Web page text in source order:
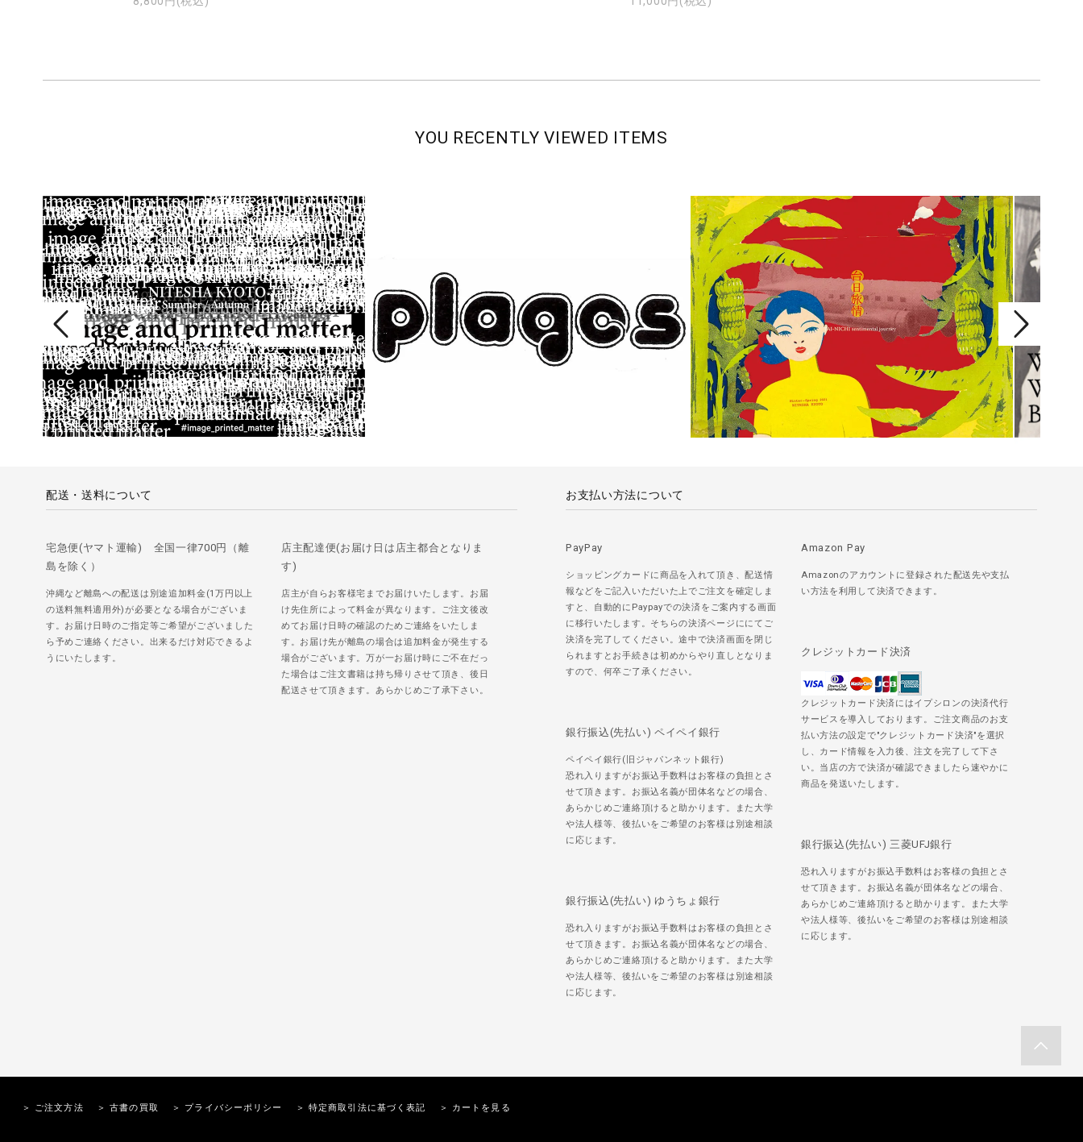
YOU RECENTLY VIEWED ITEMS
配送・送料について
宅急便(ヤマト運輸) 全国一律700円（離
島を除く）
沖縄など離島への配送は別途追加料金(1万円以上
の送料無料適用外)が必要となる場合がございま
す。お届け日時のご指定等ご希望がございました
ら予めご連絡ください。出来るだけ対応できるよ
うにいたします。
店主配達便(お届け日は店主都合となりま
す)
店主が自らお客様宅までお届けいたします。お届
け先住所によって料金が異なります。ご注文後改
めてお届け日時の確認のためご連絡をいたしま
す。お届け先が離島の場合は追加料金が発生する
場合がございます。万が一お届け時にご不在だっ
た場合はご注文書籍は持ち帰りさせて頂き、後日
配送させて頂きます。あらかじめご了承下さい。
お支払い方法について
PayPay
ショッピングカードに商品を入れて頂き、配送情
報などをご記入いただいた上でご注文を確定しま
すと、自動的にPaypayでの決済をご案内する画面
に移行いたします。そちらの決済ページににてご
決済を完了してください。途中で決済画面を閉じ
られますとお手続きは初めからやり直しとなりま
すので、何卒ご了承ください。
Amazon Pay
Amazonのアカウントに登録された配送先や支払
い方法を利用して決済できます。
クレジットカード決済
クレジットカード決済にはイプシロンの決済代行
サービスを導入しております。ご注文商品のお支
払い方法の設定で"クレジットカード決済"を選択
し、カード情報を入力後、注文を完了して下さ
い。当店の方で決済が確認できましたら速やかに
商品を発送いたします。
銀行振込(先払い) ペイペイ銀行
ペイペイ銀行(旧ジャパンネット銀行)
恐れ入りますがお振込手数料はお客様の負担とさ
せて頂きます。お振込名義が団体名などの場合、
あらかじめご連絡頂けると助かります。また大学
や法人様等、後払いをご希望のお客様は別途相談
に応じます。
銀行振込(先払い) 三菱UFJ銀行
恐れ入りますがお振込手数料はお客様の負担とさ
せて頂きます。お振込名義が団体名などの場合、
あらかじめご連絡頂けると助かります。また大学
や法人様等、後払いをご希望のお客様は別途相談
に応じます。
銀行振込(先払い) ゆうちょ銀行
恐れ入りますがお振込手数料はお客様の負担とさ
せて頂きます。お振込名義が団体名などの場合、
あらかじめご連絡頂けると助かります。また大学
や法人様等、後払いをご希望のお客様は別途相談
に応じます。
＞ ご注文方法 ＞ 古書の買取 ＞ プライバシーポリシー ＞ 特定商取引法に基づく表記 ＞ カートを見る